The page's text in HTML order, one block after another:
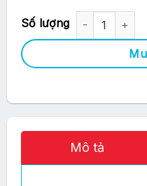
Blackmagic DeckLink Mini
Mô tả